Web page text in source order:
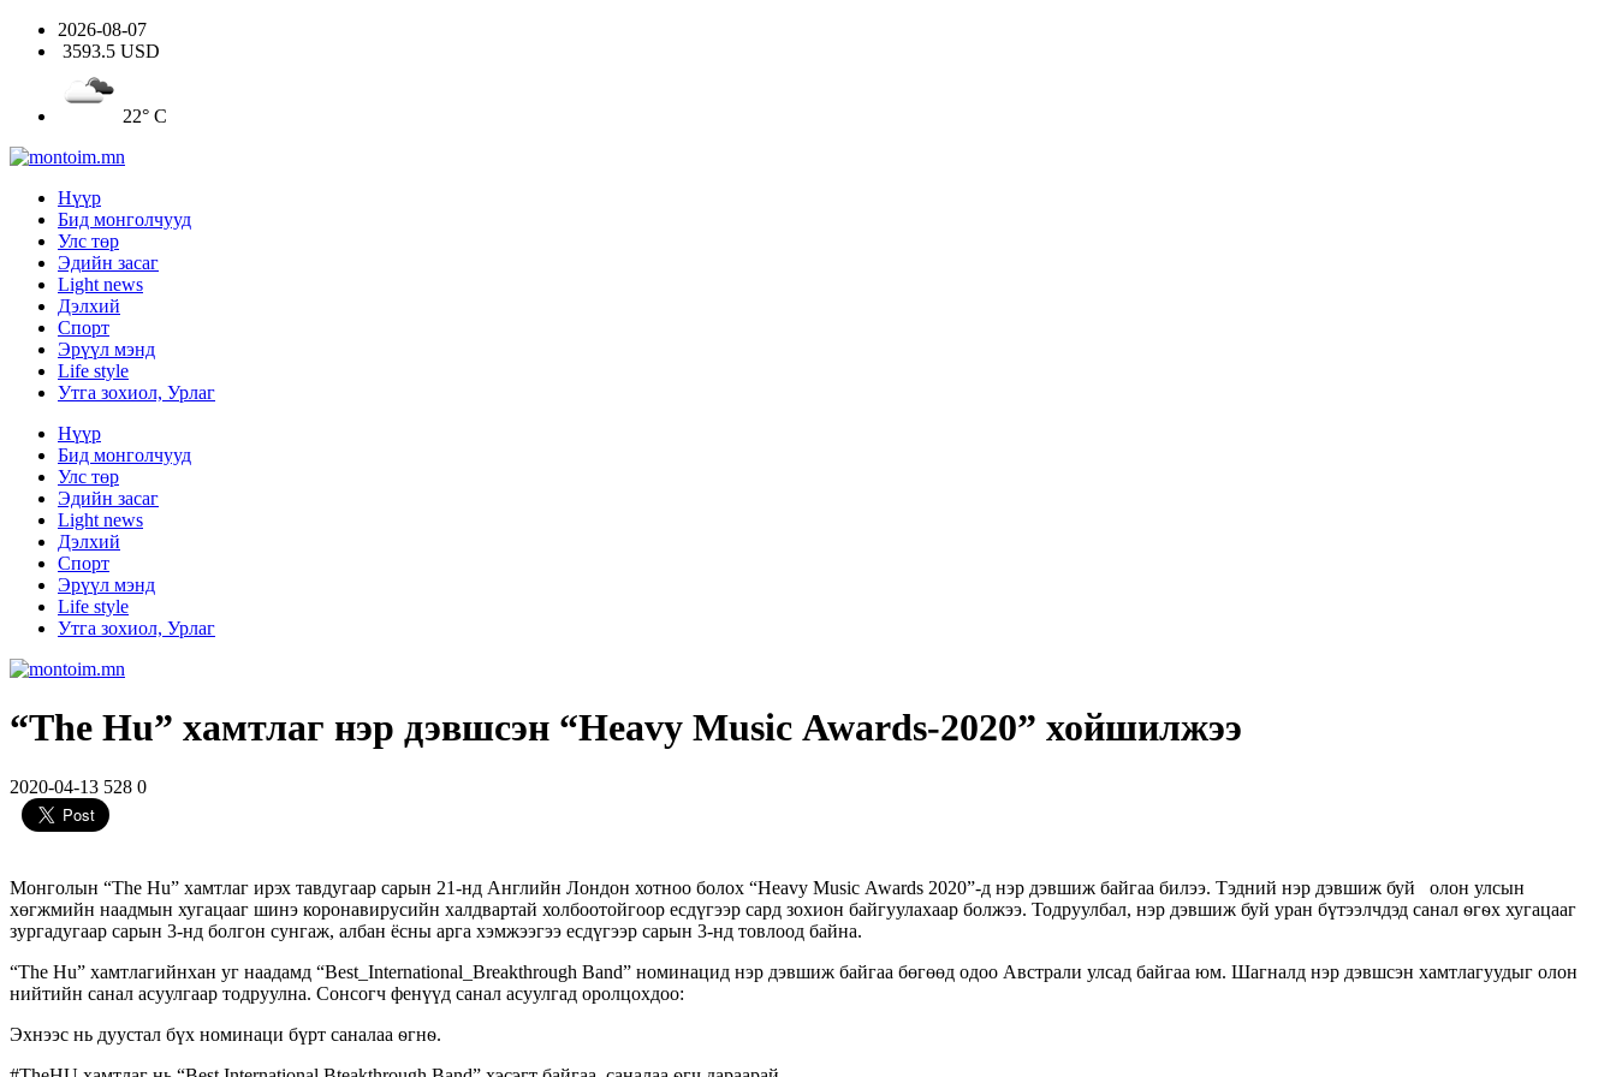
2026-08-07
3593.5 USD
22° C
Нүүр
Бид монголчууд
Улс төр
Эдийн засаг
Light news
Дэлхий
Спорт
Эрүүл мэнд
Life style
Утга зохиол, Урлаг
Нүүр
Бид монголчууд
Улс төр
Эдийн засаг
Light news
Дэлхий
Спорт
Эрүүл мэнд
Life style
Утга зохиол, Урлаг
“The Hu” хамтлаг нэр дэвшсэн “Heavy Music Awards-2020” хойшилжээ
2020-04-13 528 0
Монголын “The Hu” хамтлаг ирэх тавдугаар сарын 21-нд Английн Лондон хотноо болох “Heavy Music Awards 2020”-д нэр дэвшиж байгаа билээ. Тэдний нэр дэвшиж буй олон улсын
хөгжмийн наадмын хугацааг шинэ коронавирусийн халдвартай холбоотойгоор есдүгээр сард зохион байгуулахаар болжээ. Тодруулбал, нэр дэвшиж буй уран бүтээлчдэд санал ѳгѳх хугацааг
зургадугаар сарын 3-нд болгон сунгаж, албан ёсны арга хэмжээгээ есдүгээр сарын 3-нд товлоод байна.
“The Hu” хамтлагийнхан уг наадамд “Best_International_Breakthrough Band” номинацид нэр дэвшиж байгаа бөгөөд одоо Австрали улсад байгаа юм. Шагналд нэр дэвшсэн хамтлагуудыг олон
нийтийн санал асуулгаар тодруулна. Сонсогч фенүүд санал асуулгад оролцохдоо:
Эхнээс нь дуустал бүх номинаци бүрт саналаа ѳгнѳ.